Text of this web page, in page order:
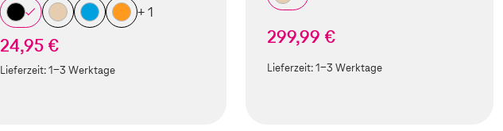
+ 1
24,95 €
Lieferzeit:1-3 Werktage
299,99 €
Lieferzeit:1-3 Werktage